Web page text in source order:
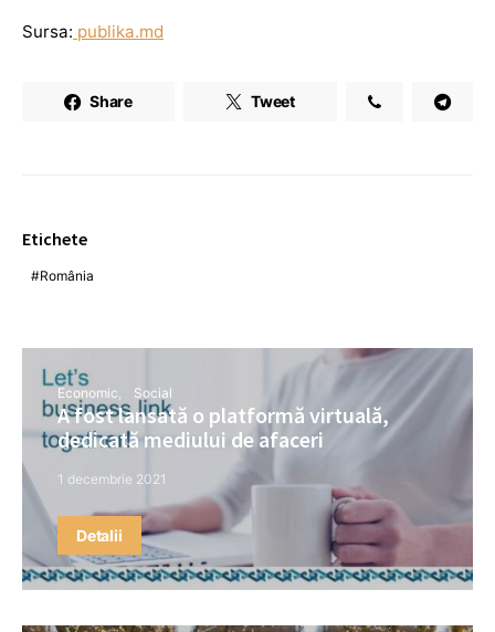
Sursa: publika.md
Share Tweet
Etichete
România
Economic Social
A fost lansată o platformă virtuală,
dedicată mediului de afaceri
1 decembrie 2021
Detalii